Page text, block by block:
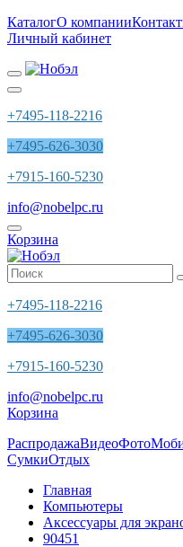
КаталогО компании
Личный кабинет
+7495-118-2216
+7495-626-3030
+7915-160-5230
info@nobelpc.ru
Корзина
+7495-118-2216
+7495-626-3030
+7915-160-5230
info@nobelpc.ru
Корзина
РаспродажаВидеоФото
СумкиОтдых
Главная
Компьютеры
Аксессуары для
90451